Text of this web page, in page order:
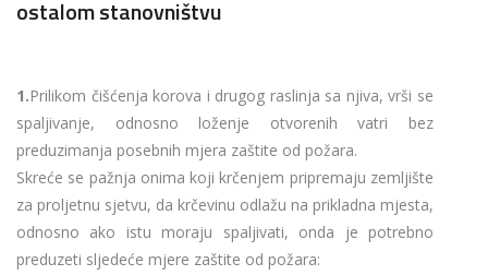
ostalom stanovništvu
1.Prilikom čišćenja korova i drugog raslinja sa njiva, vrši se
spaljivanje, odnosno loženje otvorenih vatri bez
preduzimanja posebnih mjera zaštite od požara.
Skreće se pažnja onima koji krčenjem pripremaju zemljište
za proljetnu sjetvu, da krčevinu odlažu na prikladna mjesta,
odnosno ako istu moraju spaljivati, onda je potrebno
preduzeti sljedeće mjere zaštite od požara: